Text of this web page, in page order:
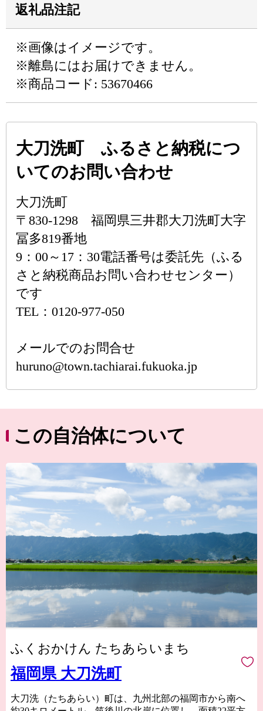
返礼品注記
※画像はイメージです。
※離島にはお届けできません。
※商品コード: 53670466
大刀洗町 ふるさと納税につ
いてのお問い合わせ
大刀洗町
〒830-1298 福岡県三井郡大刀洗町大字
冨多819番地
9：00～17：30電話番号は委託先（ふる
さと納税商品お問い合わせセンター）
です
TEL：0120-977-050
メールでのお問合せ
huruno@town.tachiarai.fukuoka.jp
この自治体について
ふくおかけん たちあらいまち
福岡県 大刀洗町
大刀洗（たちあらい）町は、九州北部の福岡市から南へ